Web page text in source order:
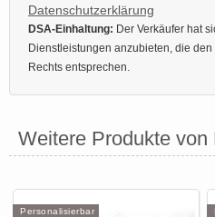
Datenschutzerklärung
DSA-Einhaltung: Der Verkäufer hat
Dienstleistungen anzubieten, die
Rechts entsprechen.
Weitere Produkte von
Personalisierbar